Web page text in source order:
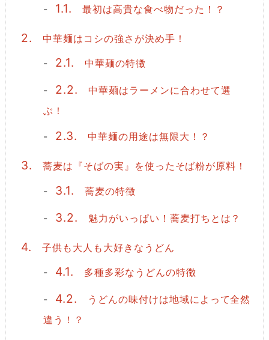
1.1. 最初は高貴な食べ物だった！？
2. 中華麺はコシの強さが決め手！
2.1. 中華麺の特徴
2.2.
中華麺はラーメンに合わせて選
ぶ！
2.3. 中華麺の用途は無限大！？
3. 蕎麦は『そばの実』を使ったそば粉が原料！
3.1. 蕎麦の特徴
3.2. 魅力がいっぱい！蕎麦打ちとは？
4. 子供も大人も大好きなうどん
4.1. 多種多彩なうどんの特徴
4.2.
うどんの味付けは地域によって全然
違う！？